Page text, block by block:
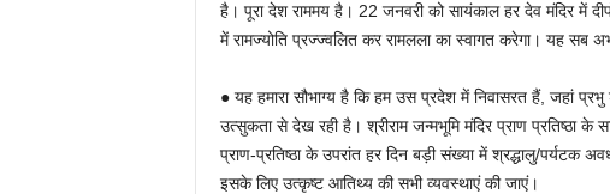
है। पूरा देश राममय है। 22 जनवरी को सायंकाल हर देव मंदिर में
में रामज्योति प्रज्ज्वलित कर रामलला का स्वागत करेगा। यह सब
● यह हमारा सौभाग्य है कि हम उस प्रदेश में निवासरत हैं, जहां
उत्सुकता से देख रही है। श्रीराम जन्मभूमि मंदिर प्राण प्रतिष्ठा के
प्राण-प्रतिष्ठा के उपरांत हर दिन बड़ी संख्या में श्रद्धालु/
इसके लिए उत्कृष्ट आतिथ्य की सभी व्यवस्थाएं की जाएं।